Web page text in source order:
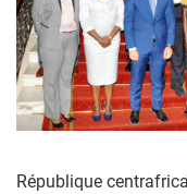
République